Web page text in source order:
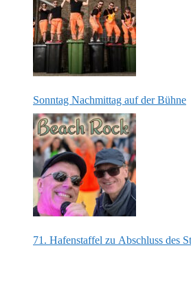
Sonntag Nachmittag auf der Bühne
71. Hafenstaffel zu Abschluss des